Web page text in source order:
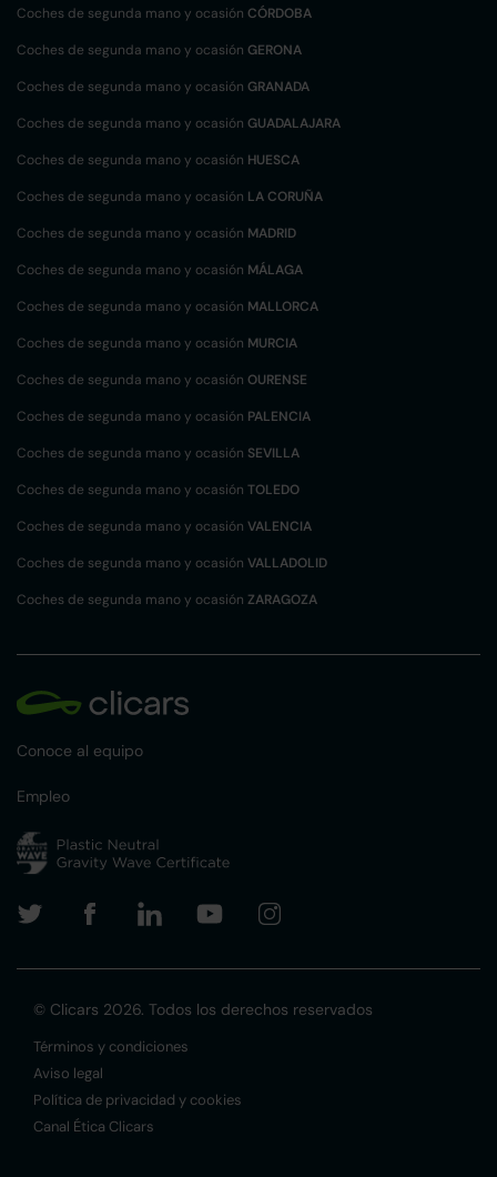
Coches de segunda mano y ocasión CÓRDOBA
Coches de segunda mano y ocasión GERONA
Coches de segunda mano y ocasión GRANADA
Coches de segunda mano y ocasión GUADALAJARA
Coches de segunda mano y ocasión HUESCA
Coches de segunda mano y ocasión LA CORUÑA
Coches de segunda mano y ocasión MADRID
Coches de segunda mano y ocasión MÁLAGA
Coches de segunda mano y ocasión MALLORCA
Coches de segunda mano y ocasión MURCIA
Coches de segunda mano y ocasión OURENSE
Coches de segunda mano y ocasión PALENCIA
Coches de segunda mano y ocasión SEVILLA
Coches de segunda mano y ocasión TOLEDO
Coches de segunda mano y ocasión VALENCIA
Coches de segunda mano y ocasión VALLADOLID
Coches de segunda mano y ocasión ZARAGOZA
Conoce al equipo
Empleo
© Clicars 2026. Todos los derechos reservados
Términos y condiciones
Aviso legal
Política de privacidad y cookies
Canal Ética Clicars